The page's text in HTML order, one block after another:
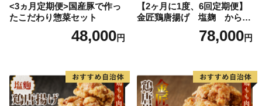
<3ヵ月定期便>国産豚で作っ
たこだわり惣菜セット
48,000円
【2ヶ月に1度、6回定期便】
金匠鶏唐揚げ 塩麹 からあ
78,000円